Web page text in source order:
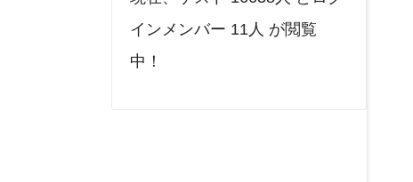
インメンバー 11人 が閲覧
中！